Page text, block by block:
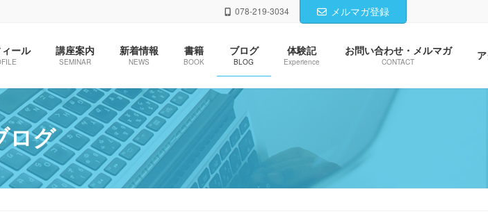
078-219-3034 メルマガ登録
ール 講座案内
SEMINAR
新着情報
NEWS
書籍
BOOK
ブログ
BLOG
体験記
Experience
お問い合わせ・メルマガ
CONTACT
ログ